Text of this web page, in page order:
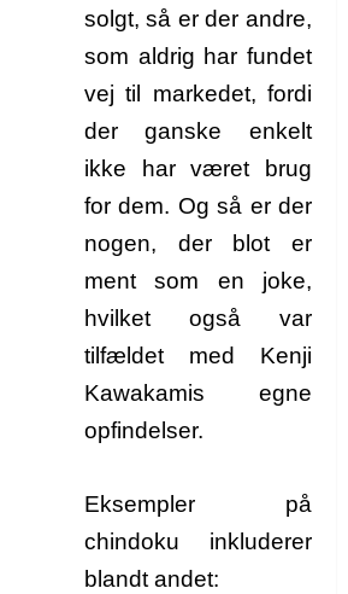
solgt, så er der andre,
som aldrig har fundet
vej til markedet, fordi
der ganske enkelt
ikke har været brug
for dem. Og så er der
nogen, der blot er
ment som en joke,
hvilket også var
tilfældet med Kenji
Kawakamis egne
opfindelser.
Eksempler på
chindoku inkluderer
blandt andet: